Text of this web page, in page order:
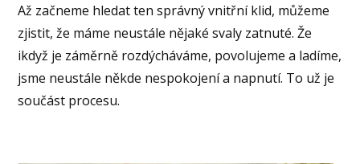
Až začneme hledat ten správný vnitřní klid, můžeme
zjistit, že máme neustále nějaké svaly zatnuté. Že
ikdyž je záměrně rozdýcháváme, povolujeme a ladíme,
jsme neustále někde nespokojení a napnutí. To už je
součást procesu.